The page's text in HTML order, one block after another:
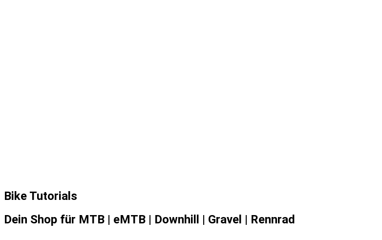
Bike Tutorials
Dein Shop für MTB | eMTB | Downhill | Gravel | Rennrad